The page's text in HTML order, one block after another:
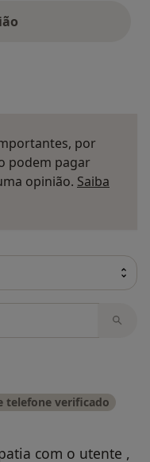
por
podem pagar
opinião. Saiba
telefone verificado
com o utente ,